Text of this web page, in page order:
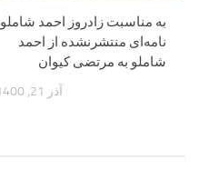
به مناسبت زادروز احمد شاملو
‌‌نامه‌ای منتشرنشده از احمد
شاملو به مرتضی کیوان
آذر 21, 1400